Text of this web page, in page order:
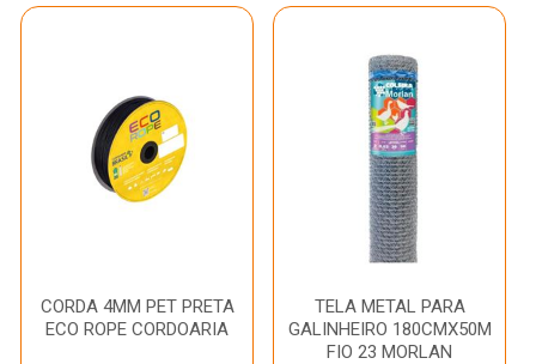
CORDA 4MM PET PRETA
ECO ROPE CORDOARIA
TELA METAL PARA
GALINHEIRO 180CMX50M
FIO 23 MORLAN